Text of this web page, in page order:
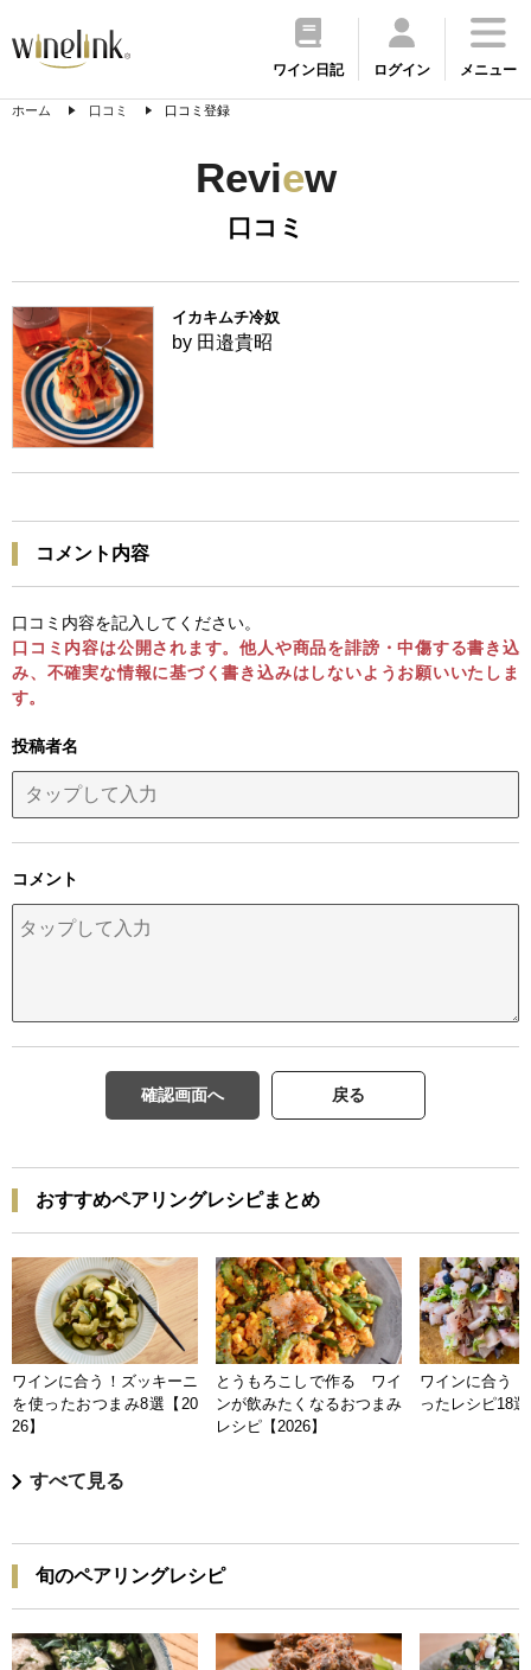
ワイン日記 ログイン メニュー
ホーム 口コミ 口コミ登録
Review
口コミ
イカキムチ冷奴
by 田邉貴昭
コメント内容
口コミ内容を記入してください。
口コミ内容は公開されます。他人や商品を誹謗・中傷する書き込
み、不確実な情報に基づく書き込みはしないようお願いいたしま
す。
投稿者名
コメント
確認画面へ 戻る
おすすめペアリングレシピまとめ
ワインに合う！ズッキーニ
を使ったおつまみ8選【20
26】
とうもろこしで作る ワイ
ンが飲みたくなるおつまみ
レシピ【2026】
ワインに合う
ったレシピ18
すべて見る
旬のペアリングレシピ